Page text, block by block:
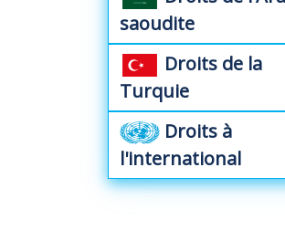
saoudite
Droits de la
Turquie
Droits à
l'international